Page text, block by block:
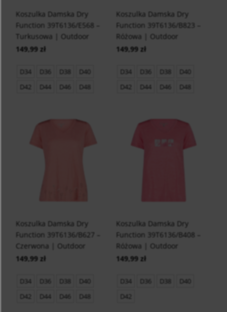
Koszulka Damska Dry
Function 39T6136/E568 –
Turkusowa | Outdoor
149,99 zł
D34 D36 D38
D40
D42
D44 D46 D48
Koszulka Damska Dry
Function 39T6136/B823 –
Różowa | Outdoor
149,99 zł
D34 D36 D38
D40
D42
D44 D46 D48
Koszulka Damska Dry
Function 39T6136/B627 –
Czerwona | Outdoor
149,99 zł
D34 D36 D38
D40
D42
D44 D46 D48
Koszulka Damska Dry
Function 39T6136/B408 –
Różowa | Outdoor
149,99 zł
D34 D36 D38
D40
D42